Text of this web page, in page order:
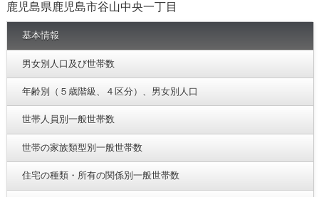
鹿児島県鹿児島市谷山中央一丁目
基本情報
男女別人口及び世帯数
年齢別（５歳階級、４区分）、男女別人口
世帯人員別一般世帯数
世帯の家族類型別一般世帯数
住宅の種類・所有の関係別一般世帯数